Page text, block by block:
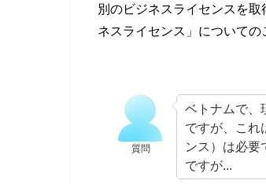
別のビジネスライセンスを
ネスライセンス」についての
質問
ベトナムで、
ですが、これ
ンス）は必要
ですが...